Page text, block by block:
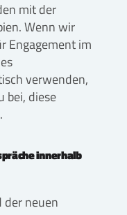
mit der
Wenn wir
Engagement im
verwenden,
bei, diese
innerhalb
der neuen